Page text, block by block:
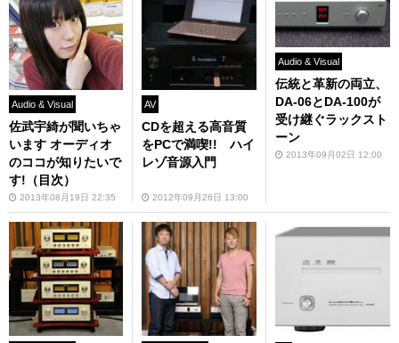
Audio & Visual
佐武宇綺が聞いちゃ
います オーディオ
のココが知りたいで
す!（目次）
2013年08月19日 22:35
AV
CDを超える高音質
をPCで満喫!! ハイ
レゾ音源入門
2012年09月26日 13:00
Audio & Visual
伝統と革新の両立、
DA-06とDA-100が
受け継ぐラックスト
ーン
2013年09月02日 12:00